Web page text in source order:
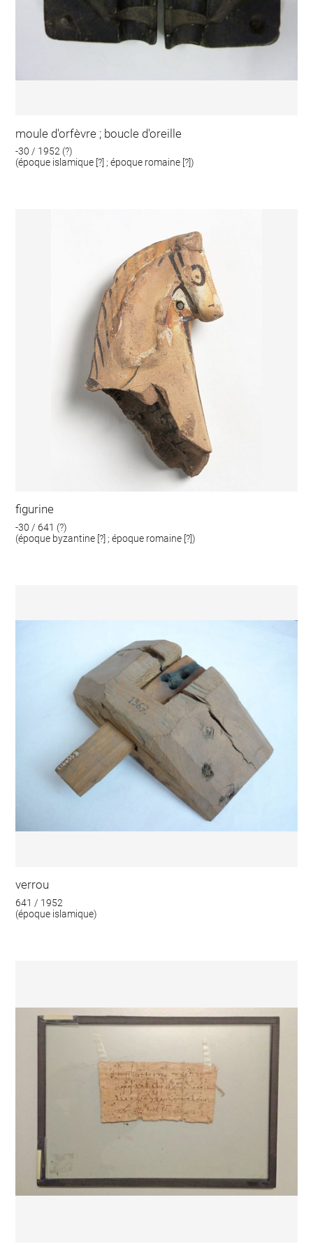
moule d'orfèvre ; boucle d'oreille
-30 / 1952 (?)
(époque islamique [?] ; époque romaine [?])
figurine
-30 / 641 (?)
(époque byzantine [?] ; époque romaine [?])
verrou
641 / 1952
(époque islamique)